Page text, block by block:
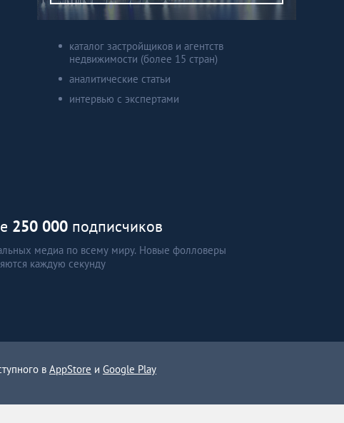
каталог застройщиков и агентств
недвижимости (более 15 стран)
аналитические статьи
интервью с экспертами
250 000 подписчиков
медиа по всему миру. Новые фолловеры
каждую секунду
в AppStore и Google Play